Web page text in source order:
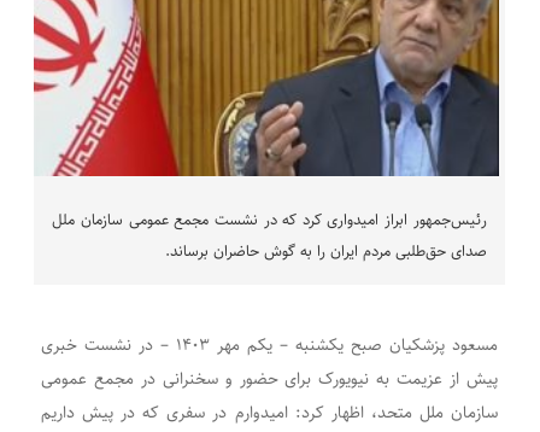
رئیس‌جمهور ابراز امیدواری کرد که در نشست مجمع عمومی سازمان ملل
صدای حق‌طلبی مردم ایران را به گوش حاضران برساند.
مسعود پزشکیان صبح یکشنبه – یکم مهر ۱۴۰۳ – در نشست خبری
پیش از عزیمت به نیویورک برای حضور و سخنرانی در مجمع عمومی
سازمان ملل متحد، اظهار کرد: امیدوارم در سفری که در پیش داریم